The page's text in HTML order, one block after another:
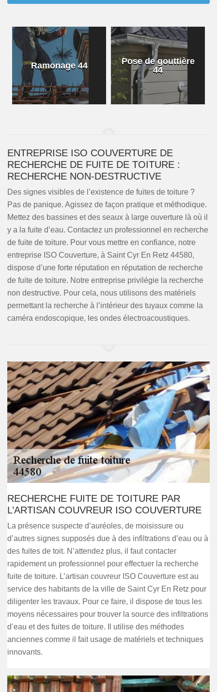
Ramonage 44
Pose de gouttière
44
ENTREPRISE ISO COUVERTURE DE
RECHERCHE DE FUITE DE TOITURE :
RECHERCHE NON-DESTRUCTIVE
Des signes visibles de l’existence de fuites de toiture ?
Pas de panique. Agissez de façon pratique et méthodique.
Mettez des bassines et des seaux à large ouverture là où il
y a la fuite d’eau. Contactez un professionnel en recherche
de fuite de toiture. Pour vous mettre en confiance, notre
entreprise ISO Couverture, à Saint Cyr En Retz 44580,
dispose d’une forte réputation en réputation de recherche
de fuite de toiture. Notre entreprise privilégie la recherche
non destructive. Pour cela, nous utilisons des matériels
permettant la recherche à l’intérieur des tuyaux comme la
caméra endoscopique, les ondes électroacoustiques.
RECHERCHE FUITE DE TOITURE PAR
L’ARTISAN COUVREUR ISO COUVERTURE
La présence suspecte d’auréoles, de moisissure ou
d’autres signes supposés due à des infiltrations d’eau ou à
des fuites de toit. N’attendez plus, il faut contacter
rapidement un professionnel pour effectuer la recherche
fuite de toiture. L’artisan couvreur ISO Couverture est au
service des habitants de la ville de Saint Cyr En Retz pour
diligenter les travaux. Pour ce faire, il dispose de tous les
moyens nécessaires pour trouver la source des infiltrations
d’eau et des fuites de toiture. Il utilise des méthodes
anciennes comme il fait usage de matériels et techniques
innovants.